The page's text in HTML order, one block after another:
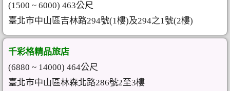
(1500 ~ 6000) 463公尺
臺北市中山區吉林路294號(1樓)及294之1號(2樓)
千彩格精品旅店
(6880 ~ 14000) 464公尺
臺北市中山區林森北路286號2至3樓